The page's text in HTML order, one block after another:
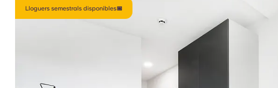
Yugo x VCARB: Impulsant una nova era
en l'habitatge per a estudiants
Lloguers semestrals disponibles📅